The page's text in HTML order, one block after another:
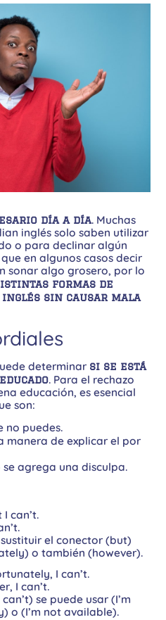
día a día. Muchas
inglés solo saben utilizar
o para declinar algún
en algunos casos decir
sonar algo grosero, por lo
formas de
sin causar mala
determinar si se está
. Para el rechazo
educación, es esencial
son:
no puedes.
manera de explicar el por
se agrega una disculpa.
can’t.
el conector (but)
o también (however).
I can’t.
I can’t.
se puede usar (I’m
o (I’m not available).